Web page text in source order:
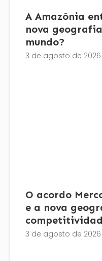
A Amazônia
nova
mundo?
3 de agosto de 2026
O acordo
e a nova
3 de agosto de 2026